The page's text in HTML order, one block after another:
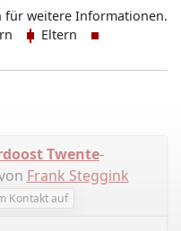
für weitere Informationen.
Eltern
Twente-
Frank Steggink
Kontakt auf